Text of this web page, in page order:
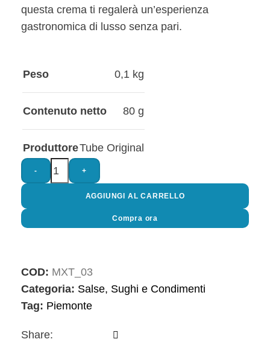
questa crema ti regalerà un’esperienza
gastronomica di lusso senza pari.
Peso 0,1 kg
Contenuto netto 80 g
ProduttoreTube Original
- +
AGGIUNGI AL CARRELLO
Compra ora
COD: MXT_03
Categoria: Salse, Sughi e Condimenti
Tag: Piemonte
Share: